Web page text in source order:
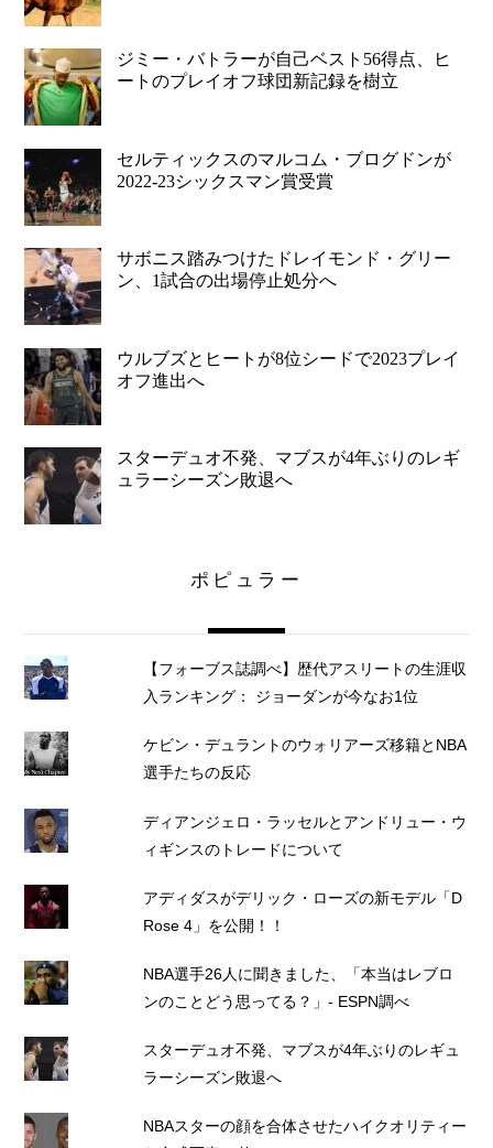
ジミー・バトラーが自己ベスト56得点、ヒ
ートのプレイオフ球団新記録を樹立
セルティックスのマルコム・ブログドンが
2022-23シックスマン賞受賞
サボニス踏みつけたドレイモンド・グリー
ン、1試合の出場停止処分へ
ウルブズとヒートが8位シードで2023プレイ
オフ進出へ
スターデュオ不発、マブスが4年ぶりのレギ
ュラーシーズン敗退へ
ポピュラー
【フォーブス誌調べ】歴代アスリートの生涯収
入ランキング： ジョーダンが今なお1位
ケビン・デュラントのウォリアーズ移籍とNBA
選手たちの反応
ディアンジェロ・ラッセルとアンドリュー・ウ
ィギンスのトレードについて
アディダスがデリック・ローズの新モデル「D
Rose 4」を公開！！
NBA選手26人に聞きました、「本当はレブロ
ンのことどう思ってる？」- ESPN調べ
スターデュオ不発、マブスが4年ぶりのレギュ
ラーシーズン敗退へ
NBAスターの顔を合体させたハイクオリティー